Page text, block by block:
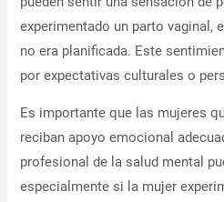
experimentado un parto vaginal,
no era planificada. Este
por expectativas culturales o
Es importante que las mujeres
reciban apoyo emocional
profesional de la salud mental
especialmente si la mujer